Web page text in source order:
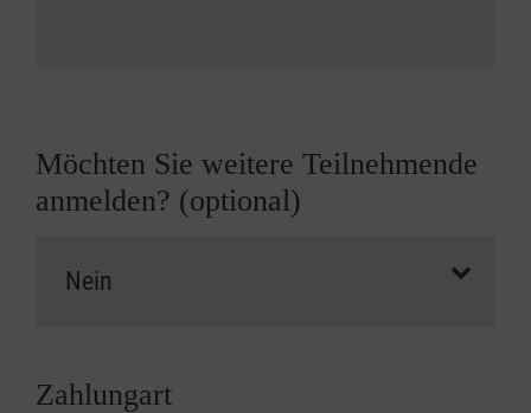
Möchten Sie weitere Teilnehmende
anmelden? (optional)
Zahlungart